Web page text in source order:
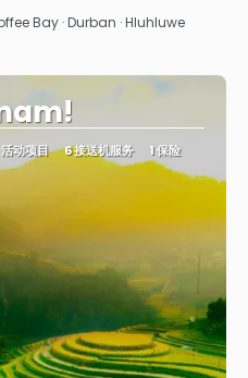
到
Bay · Durban · Hluhluwe
动项目 6 接送机服务 1 保险